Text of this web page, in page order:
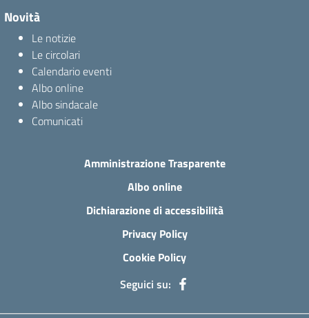
Novità
Le notizie
Le circolari
Calendario eventi
Albo online
Albo sindacale
Comunicati
Amministrazione Trasparente
Albo online
Dichiarazione di accessibilità
Privacy Policy
Cookie Policy
Seguici su: